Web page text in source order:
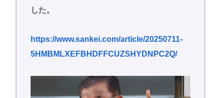
した。
https://www.sankei.com/article/20250711-
5HMBMLXEFBHDFFCUZSHYDNPC2Q/